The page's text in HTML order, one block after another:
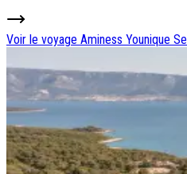
Voir le voyage Aminess Younique